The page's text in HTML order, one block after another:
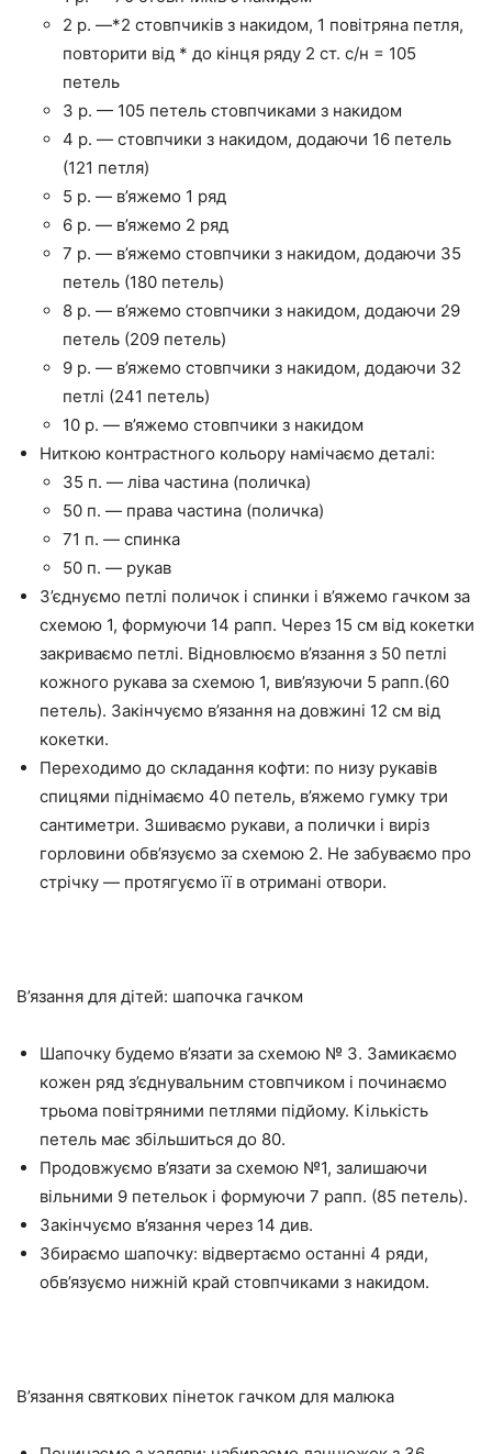
2 р. —*2 стовпчиків з накидом, 1 повітряна петля,
повторити від * до кінця ряду 2 ст. с/н = 105
петель
3 р. — 105 петель стовпчиками з накидом
4 р. — стовпчики з накидом, додаючи 16 петель
(121 петля)
5 р. — в’яжемо 1 ряд
6 р. — в’яжемо 2 ряд
7 р. — в’яжемо стовпчики з накидом, додаючи 35
петель (180 петель)
8 р. — в’яжемо стовпчики з накидом, додаючи 29
петель (209 петель)
9 р. — в’яжемо стовпчики з накидом, додаючи 32
петлі (241 петель)
10 р. — в’яжемо стовпчики з накидом
Ниткою контрастного кольору намічаємо деталі:
35 п. — ліва частина (поличка)
50 п. — права частина (поличка)
71 п. — спинка
50 п. — рукав
З’єднуємо петлі поличок і спинки і в’яжемо гачком за
схемою 1, формуючи 14 рапп. Через 15 см від кокетки
закриваємо петлі. Відновлюємо в’язання з 50 петлі
кожного рукава за схемою 1, вив’язуючи 5 рапп.(60
петель). Закінчуємо в’язання на довжині 12 см від
кокетки.
Переходимо до складання кофти: по низу рукавів
спицями піднімаємо 40 петель, в’яжемо гумку три
сантиметри. Зшиваємо рукави, а полички і виріз
горловини обв’язуємо за схемою 2. Не забуваємо про
стрічку — протягуємо її в отримані отвори.
В’язання для дітей: шапочка гачком
Шапочку будемо в’язати за схемою № 3. Замикаємо
кожен ряд з’єднувальним стовпчиком і починаємо
трьома повітряними петлями підйому. Кількість
петель має збільшиться до 80.
Продовжуємо в’язати за схемою №1, залишаючи
вільними 9 петельок і формуючи 7 рапп. (85 петель).
Закінчуємо в’язання через 14 див.
Збираємо шапочку: відвертаємо останні 4 ряди,
обв’язуємо нижній край стовпчиками з накидом.
В’язання святкових пінеток гачком для малюка